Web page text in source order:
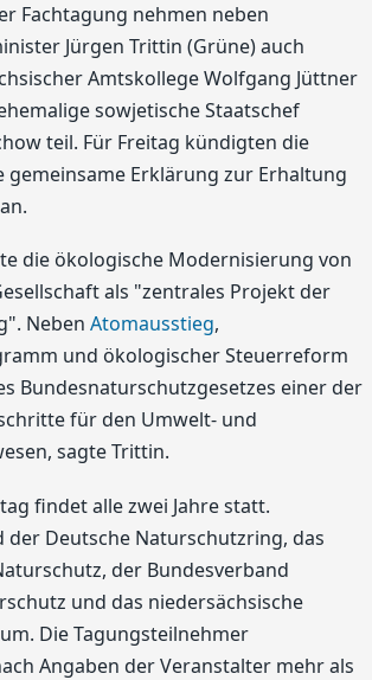
Fachtagung nehmen neben
Jürgen Trittin (Grüne) auch
Amtskollege Wolfgang Jüttner
sowjetische Staatschef
teil. Für Freitag kündigten die
gemeinsame Erklärung zur Erhaltung
die ökologische Modernisierung von
als "zentrales Projekt der
Neben Atomausstieg,
und ökologischer Steuerreform
Bundesnaturschutzgesetzes einer der
für den Umwelt- und
sagte Trittin.
findet alle zwei Jahre statt.
der Deutsche Naturschutzring, das
der Bundesverband
und das niedersächsische
Die Tagungsteilnehmer
Angaben der Veranstalter mehr als